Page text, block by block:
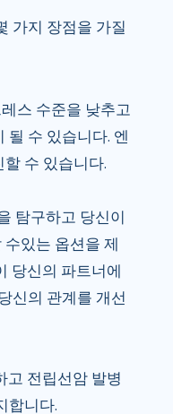
가지 장점을 가질
스 수준을 낮추고
될 수 있습니다. 엔
수 있습니다.
탐구하고 당신이
있는 옵션을 제
당신의 파트너에
신의 관계를 개선
고 전립선암 발병
합니다.